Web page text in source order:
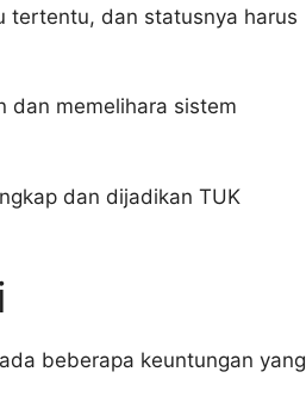
tertentu, dan statusnya harus
dan memelihara sistem
dan dijadikan TUK
beberapa keuntungan yang